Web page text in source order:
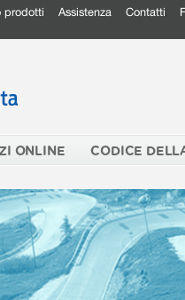
prodotti Assistenza Contatti
ONLINE CODICE